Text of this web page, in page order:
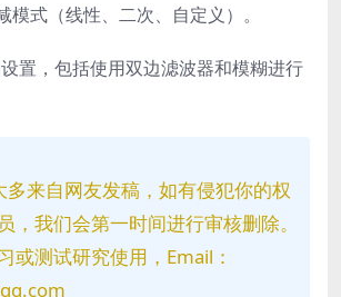
模式（线性、二次、自定义）。
置，包括使用双边滤波器和模糊进行
多来自网友发稿，如有侵犯你的权
，我们会第一时间进行审核删除。
或测试研究使用，Email：